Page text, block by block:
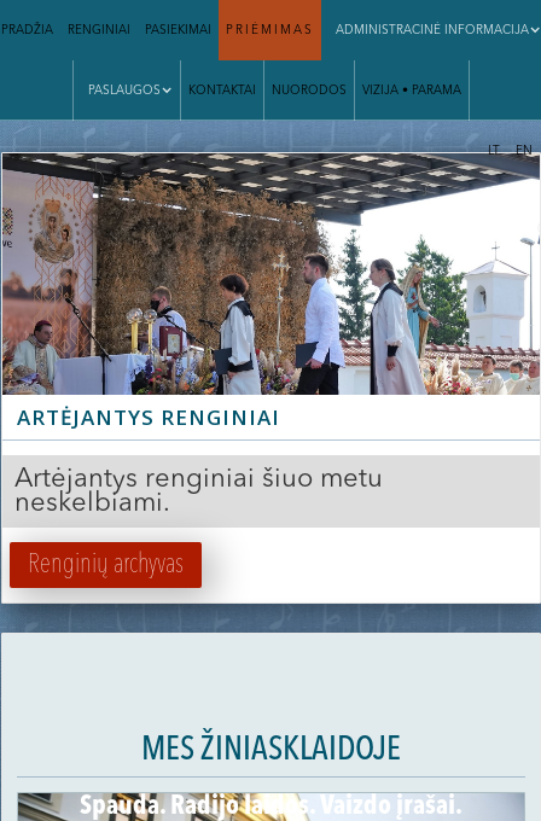
PRADŽIA RENGINIAI PASIEKIMAI PRIĖMIMAS ADMINISTRACINĖ INFORMACIJA
PASLAUGOS KONTAKTAI NUORODOS VIZIJA • PARAMA
| LT EN
ARTĖJANTYS RENGINIAI
Artėjantys renginiai šiuo metu
neskelbiami.
Renginių archyvas
MES ŽINIASKLAIDOJE
Spauda. Radijo laidos. Vaizdo įrašai.